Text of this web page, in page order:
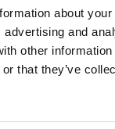
about
advertising and
other information
that they’ve